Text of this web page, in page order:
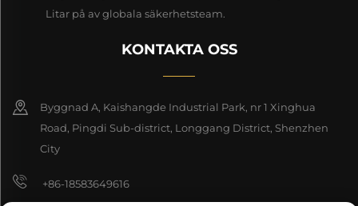
Litar på av globala säkerhetsteam.
KONTAKTA OSS
Byggnad A, Kaishangde Industrial Park, nr 1 Xinghua
Road, Pingdi Sub-district, Longgang District, Shenzhen
City
+86-18583649616